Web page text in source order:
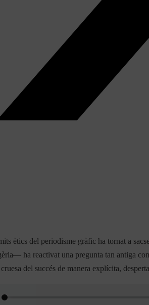
ètics del periodisme gràfic ha tornat a
ha reactivat una pregunta tan antiga
del succés de manera explícita,